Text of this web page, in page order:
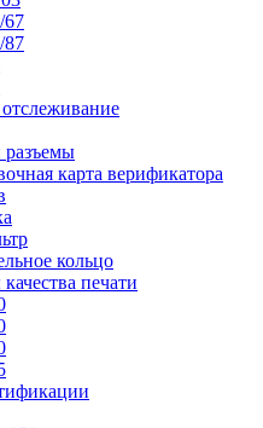
67
87
разъемы
карта верификатора
кольцо
печати